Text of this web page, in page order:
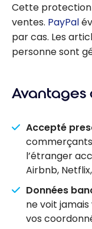
Cette protection
ventes. PayPal
par cas. Les
personne sont
Avantages
Accepté
l’étranger
Airbnb,
Données
ne voit
vos